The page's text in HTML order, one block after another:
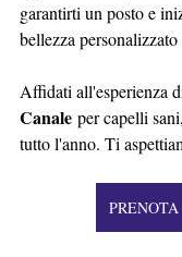
garantirti un posto e
bellezza
Affidati all'esperienza
Canale per capelli
tutto l'anno. Ti